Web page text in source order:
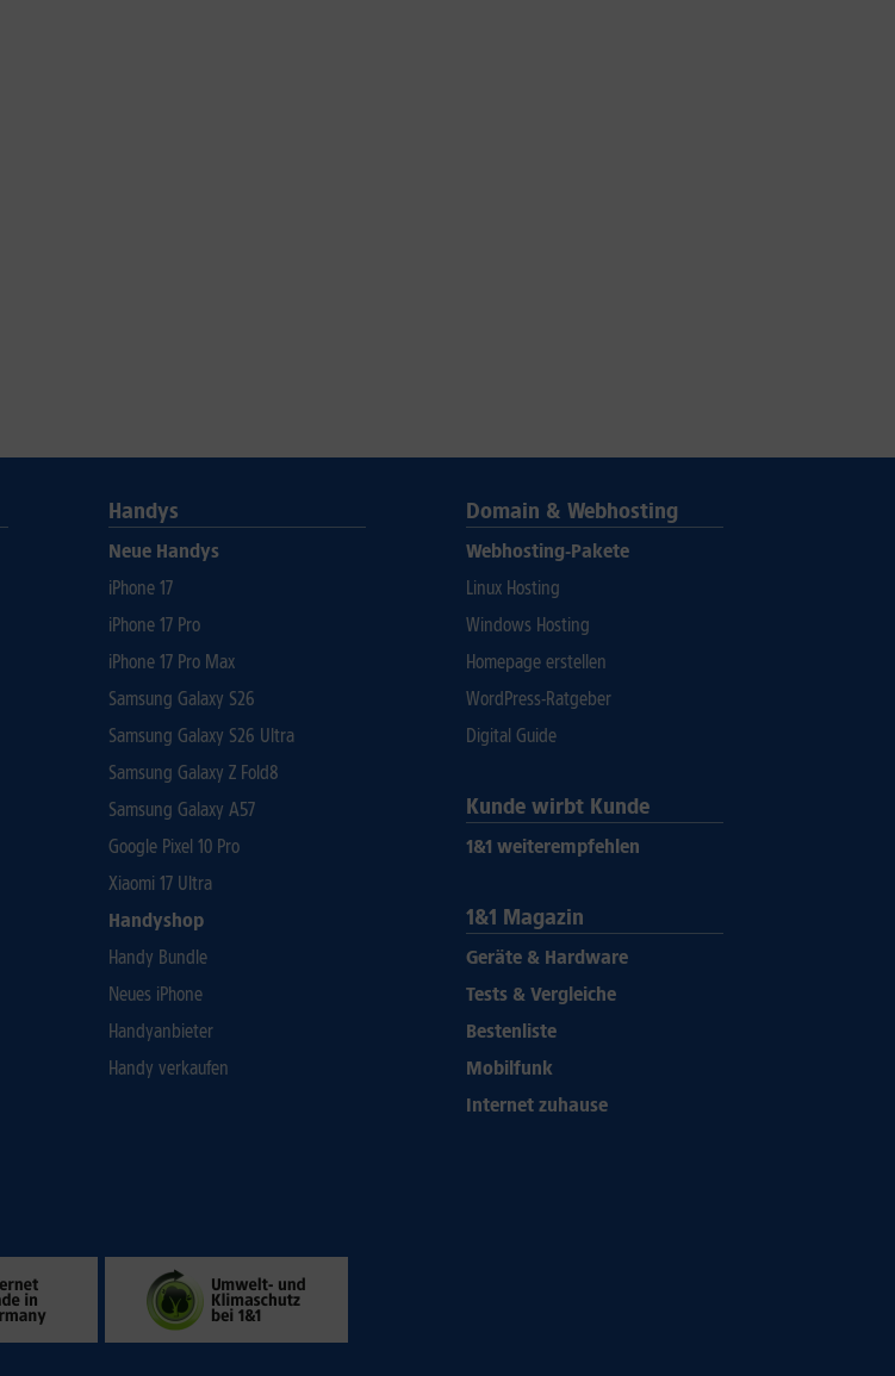
Handys
Neue Handys
iPhone 17
iPhone 17 Pro
iPhone 17 Pro Max
Samsung Galaxy S26
Samsung Galaxy S26 Ultra
Samsung Galaxy Z Fold8
Samsung Galaxy A57
Google Pixel 10 Pro
Xiaomi 17 Ultra
Handyshop
Handy Bundle
Neues iPhone
Handyanbieter
Handy verkaufen
Domain & Webhosting
Webhosting-Pakete
Linux Hosting
Windows Hosting
Homepage erstellen
WordPress-Ratgeber
Digital Guide
Kunde wirbt Kunde
1&1 weiterempfehlen
1&1 Magazin
Geräte & Hardware
Tests & Vergleiche
Bestenliste
Mobilfunk
Internet zuhause